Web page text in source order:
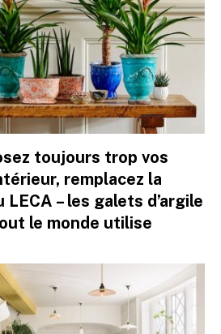
toujours trop vos
remplacez la
– les galets d’argile
le monde utilise